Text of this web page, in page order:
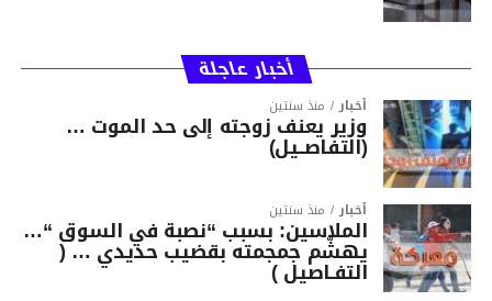
أخبار عاجلة
أخبار منذ سنتين
وزير يعنف زوجته إلى حد الموت …
(التفاصــيل)
أخبار منذ سنتين
الملاسين: بسبب “نصبة في السوق “…
يهشّم جمجمته بقضيب حديدي … (
التفـاصيل )